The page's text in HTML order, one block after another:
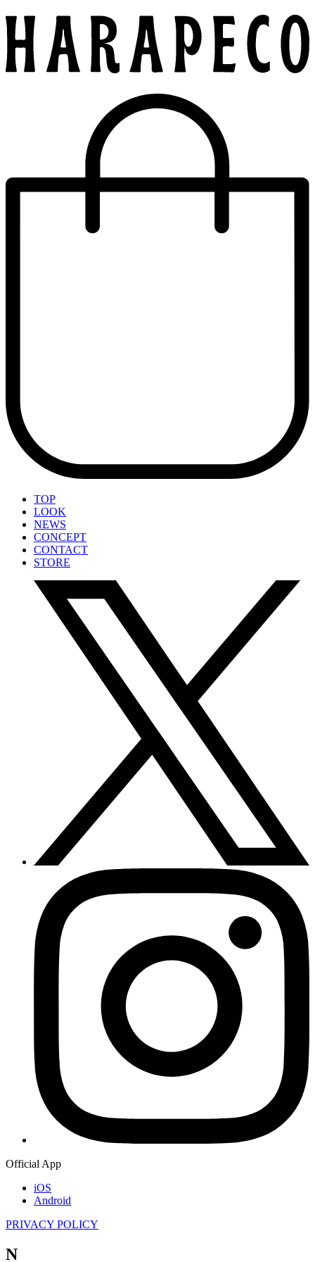
TOP
LOOK
NEWS
CONCEPT
CONTACT
STORE
Official App
iOS
Android
PRIVACY POLICY
N